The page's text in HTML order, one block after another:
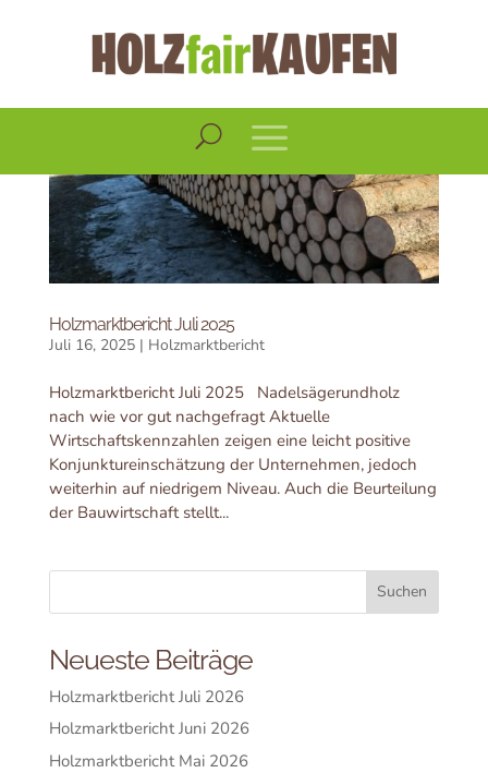
Holzmarktbericht Juli 2025
Juli 16, 2025| Holzmarktbericht
Holzmarktbericht Juli 2025 Nadelsägerundholz
nach wie vor gut nachgefragt Aktuelle
Wirtschaftskennzahlen zeigen eine leicht positive
Konjunktureinschätzung der Unternehmen, jedoch
weiterhin auf niedrigem Niveau. Auch die Beurteilung
der Bauwirtschaft stellt...
Neueste Beiträge
Holzmarktbericht Juli 2026
Holzmarktbericht Juni 2026
Holzmarktbericht Mai 2026